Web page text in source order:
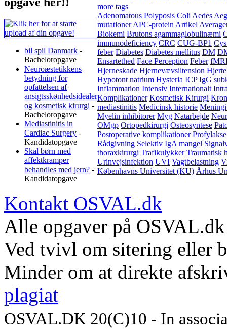
bil spil Danmark -
Bacheloropgave
Neuroæstetikkens
betydning for
opfattelsen af
ansigtsskønhedsidealer
og kosmetisk kirurgi -
Bacheloropgave
Mediastinitis in
Cardiac Surgery -
Kandidatopgave
Skal børn med
affektkramper
behandles med jern? -
Kandidatopgave
more tags
Adenomatous Polyposis Coli Aedes
mutationer APC-protein Artikel
Biokemi Brutons agammaglobulinæmi
immunodeficiency CRC CUG-BP1
feber Diabetes Diabetes mellitus DM
Ensartethed Face Perception Feber
Hjerneskade Hjernevævsiltension
Hypotont natrium Hysteria ICP IgG
Inflammation Intensiv Internationalt
Komplikationer Kosmetisk Kirurgi
mediastinitis Medicinsk historie
Myelin inhibitorer Myg Natarbejde
OMgp Ortopedkirurgi Osteosyntese
Postoperative komplikationer Profylakse
Rådgivning Selektiv IgA mangel
thoraxkirurgi Trafikulykker Traumatisk
Urinvejsinfektion UVI Vagtbelastning
Københavns Universitet (KU) Århus
Kontakt OSVAL.dk
Alle opgaver på
Ved tvivl om sitering eller
Minder om at direkte
plagiat
OSVAL.DK 20(C)10 - In